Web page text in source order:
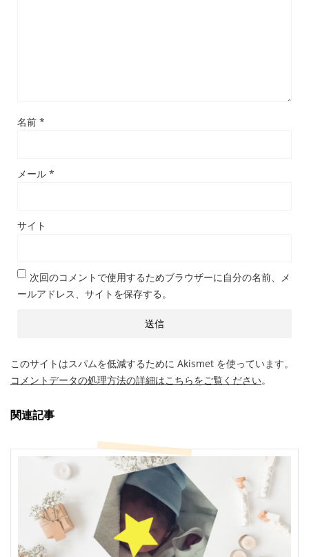
名前 *
メール *
サイト
次回のコメントで使用するためブラウザーに自分の名前、メ
ールアドレス、サイトを保存する。
このサイトはスパムを低減するために Akismet を使っています。
コメントデータの処理方法の詳細はこちらをご覧ください。
関連記事